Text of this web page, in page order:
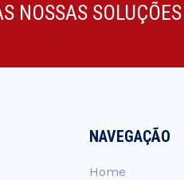
NOSSAS SOLUÇÕES
NAVEGAÇÃO
Home